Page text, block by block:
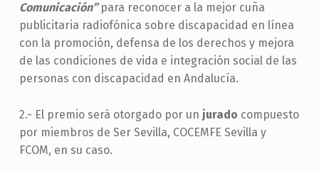
Comunicación”para reconocer a la mejor cuña
publicitaria radiofónica sobre discapacidad en línea
con la promoción, defensa de los derechos y mejora
de las condiciones de vida e integración social de las
personas con discapacidad en Andalucía.
2.- El premio será otorgado por un jurado compuesto
por miembros de Ser Sevilla, COCEMFE Sevilla y
FCOM, en su caso.